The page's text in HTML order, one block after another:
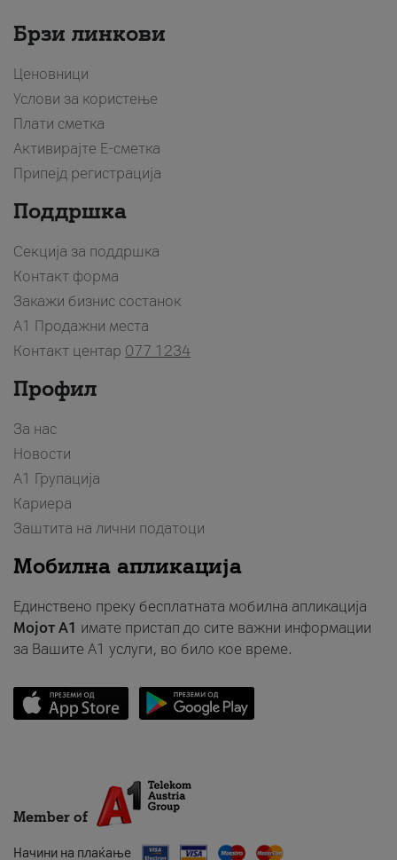
Брзи линкови
Ценовници
Услови за користење
Плати сметка
Активирајте Е-сметка
Припејд регистрација
Поддршка
Секција за поддршка
Контакт форма
Закажи бизнис состанок
A1 Продажни места
Контакт центар 077 1234
Профил
За нас
Новости
А1 Групација
Кариера
Заштита на лични податоци
Мобилна апликација
Единствено преку бесплатната мобилна апликација
Мојот A1 имате пристап до сите важни информации
за Вашите A1 услуги, во било кое време.
Member of
Начини на плаќање